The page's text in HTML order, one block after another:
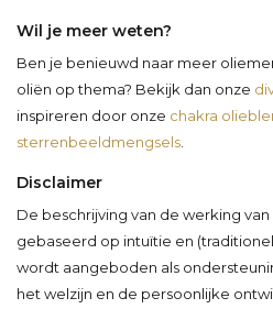
Wil je meer weten?
Ben je benieuwd naar meer
oliën op thema? Bekijk dan onze
inspireren door onze chakra
sterrenbeeldmengsels
Disclaimer
De beschrijving van de werking
gebaseerd op intuïtie en
wordt aangeboden als
het welzijn en de persoonlijke